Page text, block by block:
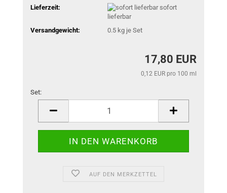
Lieferzeit:
sofort
lieferbar
Versandgewicht:
0.5kg je Set
17,80 EUR
0,12 EUR pro 100 ml
Set:
AUF DEN MERKZETTEL